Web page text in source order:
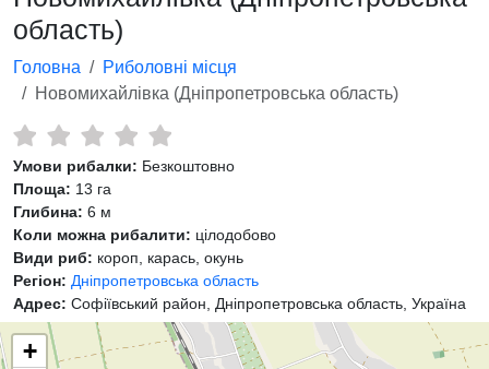
область)
Головна
Риболовні місця
Новомихайлівка (Дніпропетровська область)
Умови рибалки: Безкоштовно
Площа: 13 га
Глибина: 6 м
Коли можна рибалити: цілодобово
Види риб: короп, карась, окунь
Регіон: Дніпропетровська область
Адрес: Софіївський район, Дніпропетровська область, Україна
+